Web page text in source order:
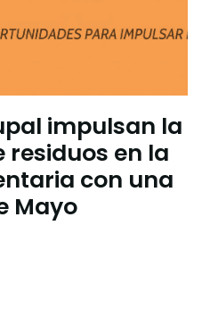
impulsan la
residuos en la
con una
Mayo